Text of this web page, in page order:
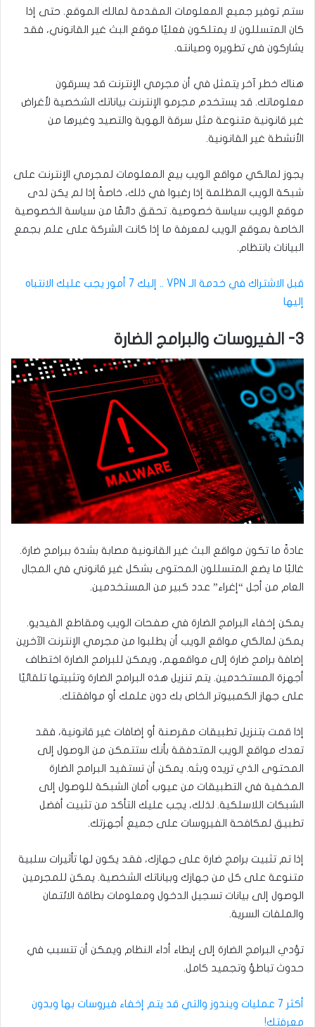
ستم توفير جميع المعلومات المقدمة لمالك الموقع. حتى إذا
كان المتسللون لا يمتلكون فعليًا موقع البث غير القانوني، فقد
يشاركون في تطويره وصيانته.
هناك خطر آخر يتمثل في أن مجرمي الإنترنت قد يسرقون
معلوماتك. قد يستخدم مجرمو الإنترنت بياناتك الشخصية لأغراض
غير قانونية متنوعة مثل سرقة الهوية والتصيد وغيرها من
الأنشطة غير القانونية.
يجوز لمالكي مواقع الويب بيع المعلومات لمجرمي الإنترنت على
شبكة الويب المظلمة إذا رغبوا في ذلك، خاصةً إذا لم يكن لدى
موقع الويب سياسة خصوصية. تحقق دائمًا من سياسة الخصوصية
الخاصة بموقع الويب لمعرفة ما إذا كانت الشركة على علم بجمع
البيانات بانتظام.
قبل الاشتراك في خدمة الـ VPN .. إليك 7 أمور يجب عليك الانتباه
إليها
3- الفيروسات والبرامج الضارة
عادةً ما تكون مواقع البث غير القانونية مصابة بشدة ببرامج ضارة.
غالبًا ما يضع المتسللون المحتوى بشكل غير قانوني في المجال
العام من أجل “إغراء” عدد كبير من المستخدمين.
يمكن إخفاء البرامج الضارة في صفحات الويب ومقاطع الفيديو.
يمكن لمالكي مواقع الويب أن يطلبوا من مجرمي الإنترنت الآخرين
إضافة برامج ضارة إلى مواقعهم، ويمكن للبرامج الضارة اختطاف
أجهزة المستخدمين. يتم تنزيل هذه البرامج الضارة وتثبيتها تلقائيًا
على جهاز الكمبيوتر الخاص بك دون علمك أو موافقتك.
إذا قمت بتنزيل تطبيقات مقرصنة أو إضافات غير قانونية، فقد
تعدك مواقع الويب المتدفقة بأنك ستتمكن من الوصول إلى
المحتوى الذي تريده وبثه. يمكن أن تستفيد البرامج الضارة
المخفية في التطبيقات من عيوب أمان الشبكة للوصول إلى
الشبكات اللاسلكية. لذلك، يجب عليك التأكد من تثبيت أفضل
تطبيق لمكافحة الفيروسات على جميع أجهزتك.
إذا تم تثبيت برامج ضارة على جهازك، فقد يكون لها تأثيرات سلبية
متنوعة على كل من جهازك وبياناتك الشخصية. يمكن للمجرمين
الوصول إلى بيانات تسجيل الدخول ومعلومات بطاقة الائتمان
والملفات السرية.
تؤدي البرامج الضارة إلى إبطاء أداء النظام ويمكن أن تتسبب في
حدوث تباطؤ وتجميد كامل.
أكثر 7 عمليات ويندوز والتي قد يتم إخفاء فيروسات بها وبدون
معرفتك!